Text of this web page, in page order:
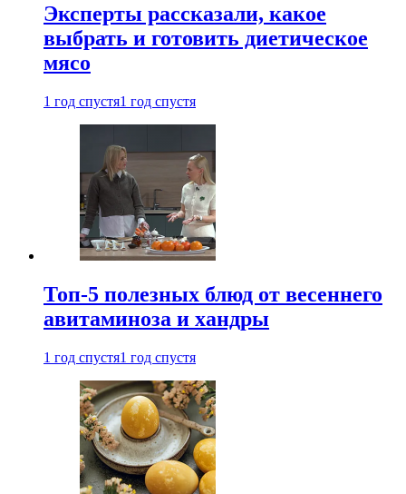
Эксперты рассказали, какое
выбрать и готовить диетическое
мясо
1 год спустя1 год спустя
Топ-5 полезных блюд от весеннего
авитаминоза и хандры
1 год спустя1 год спустя